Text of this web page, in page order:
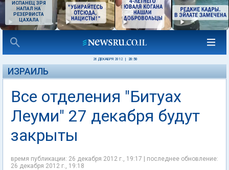
ИСПАНЕЦ ЗРЯ
НАПАЛ НА
РЕЗЕРВИСТА
ЦАХАЛА
26 ДЕКАБРЯ 2012 20:50
ИЗРАИЛЬ
Все отделения "Битуах
Леуми" 27 декабря будут
закрыты
время публикации: 26 декабря 2012 г., 19:17 | последнее обновление:
26 декабря 2012 г., 19:18